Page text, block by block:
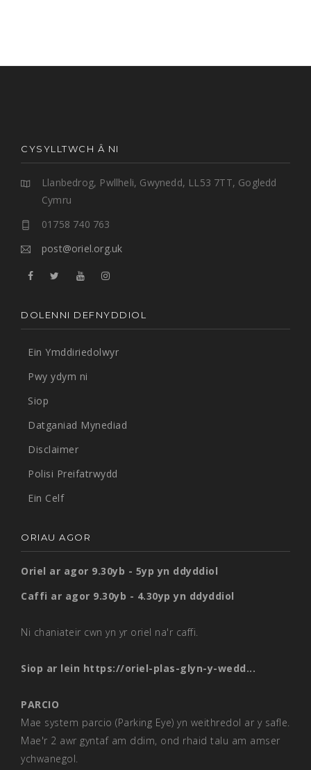
CYSYLLTWCH Â NI
Llanbedrog, Pwllheli, Gwynedd, LL53 7TT, Gogledd
Cymru
01758 740 763
post@oriel.org.uk
DOLENNI DEFNYDDIOL
Ein Ymddiriedolwyr
Pwy ydym ni
Siop
Datganiad Mynediad
Disclaimer
Polisi Preifatrwydd
Ein Celf
ORIAU AGOR
Oriel ar agor 9.30yb - 5yp yn ddyddiol
Caffi ar agor 9.30yb - 4.30yp yn ddyddiol
Ni chaniateir cwn yn yr oriel na'r caffi.
Siop ar lein https://oriel-plas-glyn-y-wedd...
PARCIO
Mae system parcio (Parking Eye) yn weithredol ar y safle.
Mae'r 2 awr gyntaf am ddim, ond rhaid talu am amser
ychwanegol.